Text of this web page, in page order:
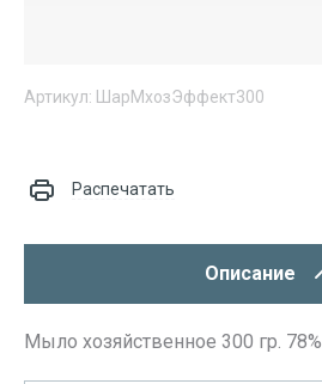
Артикул: ШарМхозЭффект300
Распечатать
Описание
Мыло хозяйственное 300 гр. 78%